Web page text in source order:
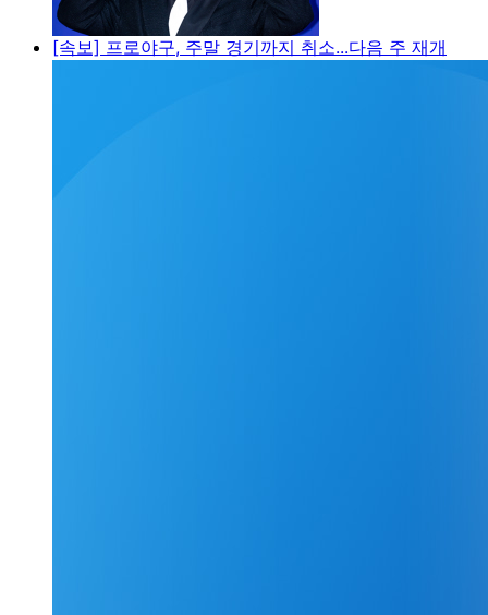
[속보] 프로야구, 주말 경기까지 취소...다음 주 재개